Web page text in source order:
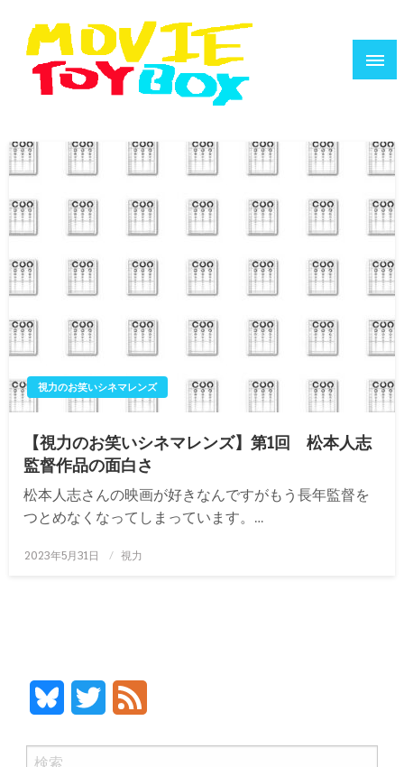
ス
キ
プ
視力のお笑いシネマレンズ
【視力のお笑いシネマレンズ】第1回 松本人志
監督作品の面白さ
松本人志さんの映画が好きなんですがもう長年監督を
つとめなくなってしまっています。…
投
2023年5月31日 視力
Bluesky Twitter
検